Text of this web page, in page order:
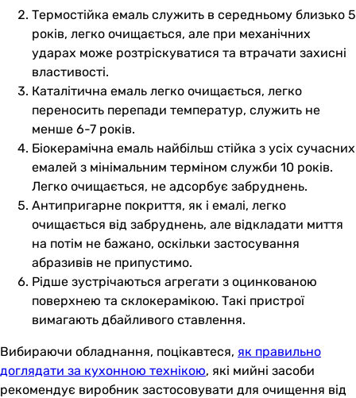
Термостійка емаль служить в середньому близько 5
років, легко очищається, але при механічних
ударах може розтріскуватися та втрачати захисні
властивості.
Каталітична емаль легко очищається, легко
переносить перепади температур, служить не
менше 6-7 років.
Біокерамічна емаль найбільш стійка з усіх сучасних
емалей з мінімальним терміном служби 10 років.
Легко очищається, не адсорбує забруднень.
Антипригарне покриття, як і емалі, легко
очищається від забруднень, але відкладати миття
на потім не бажано, оскільки застосування
абразивів не припустимо.
Рідше зустрічаються агрегати з оцинкованою
поверхнею та склокерамікою. Такі пристрої
вимагають дбайливого ставлення.
Вибираючи обладнання, поцікавтеся, як правильно
доглядати за кухонною технікою, які мийні засоби
рекомендує виробник застосовувати для очищення від